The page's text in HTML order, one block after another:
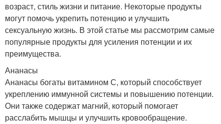
возраст, стиль жизни и питание. Некоторые продукты
могут помочь укрепить потенцию и улучшить
сексуальную жизнь. В этой статье мы рассмотрим самые
популярные продукты для усиления потенции и их
преимущества.
Ананасы
Ананасы богаты витамином С, который способствует
укреплению иммунной системы и повышению потенции.
Они также содержат магний, который помогает
расслабить мышцы и улучшить кровообращение.